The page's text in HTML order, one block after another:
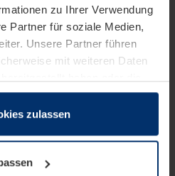
zu Ihrer Verwendung
Partner für soziale Medien,
Unsere Partner führen
mit weiteren Daten
der Dienste gesammelt
dieser Seite unbedingt
Cookie-Typen benötigen
zulassen